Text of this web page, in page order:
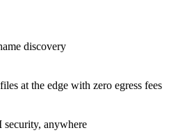
discovery
at the edge with zero egress fees
anywhere